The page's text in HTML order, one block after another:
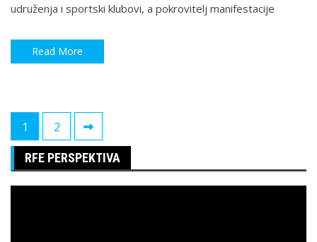
udruženja i sportski klubovi, a pokrovitelj manifestacije
Read More
Paginacija
članaka
1 2
RFE PERSPEKTIVA